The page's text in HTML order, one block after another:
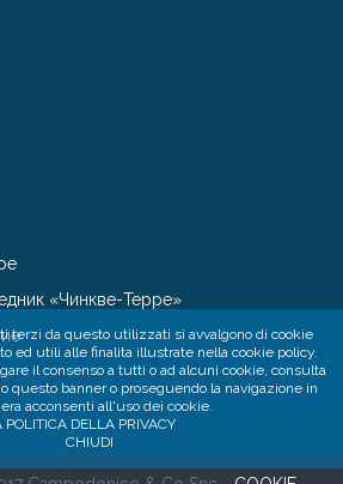
«Чинкве-Терре»
terzi da questo utilizzati si avvalgono di cookie
ed utili alle finalita illustrate nella cookie policy.
il consenso a tutti o ad alcuni cookie, consulta
questo banner o proseguendo la navigazione in
acconsenti all'uso dei cookie.
POLITICA DELLA PRIVACY
CHIUDI